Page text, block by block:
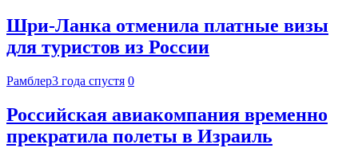
Шри-Ланка отменила платные визы
для туристов из России
Рамблер3 года спустя 0
Российская авиакомпания временно
прекратила полеты в Израиль